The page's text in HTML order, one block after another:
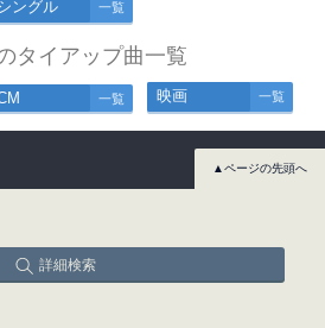
ングル 一覧
タイアップ曲一覧
一覧 映画 一覧
▲ページの先頭へ
詳細検索